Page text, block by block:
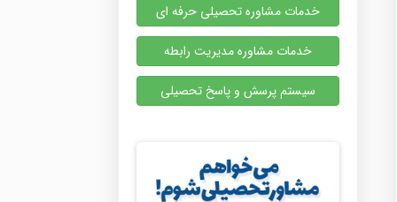
خدمات مشاوره تحصیلی حرفه ای
خدمات مشاوره مدیریت رابطه
سیستم پرسش و پاسخ تحصیلی